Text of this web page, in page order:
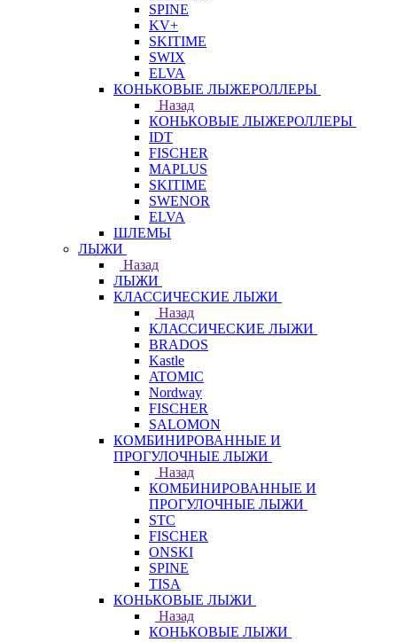
SPINE
KV+
SKITIME
SWIX
ELVA
КОНЬКОВЫЕ ЛЫЖЕРОЛЛЕРЫ
Назад
КОНЬКОВЫЕ ЛЫЖЕРОЛЛЕРЫ
IDT
FISCHER
MAPLUS
SKITIME
SWENOR
ELVA
ШЛЕМЫ
ЛЫЖИ
Назад
ЛЫЖИ
КЛАССИЧЕСКИЕ ЛЫЖИ
Назад
КЛАССИЧЕСКИЕ ЛЫЖИ
BRADOS
Kastle
ATOMIC
Nordway
FISCHER
SALOMON
КОМБИНИРОВАННЫЕ И
ПРОГУЛОЧНЫЕ ЛЫЖИ
Назад
КОМБИНИРОВАННЫЕ И
ПРОГУЛОЧНЫЕ ЛЫЖИ
STC
FISCHER
ONSKI
SPINE
TISA
КОНЬКОВЫЕ ЛЫЖИ
Назад
КОНЬКОВЫЕ ЛЫЖИ